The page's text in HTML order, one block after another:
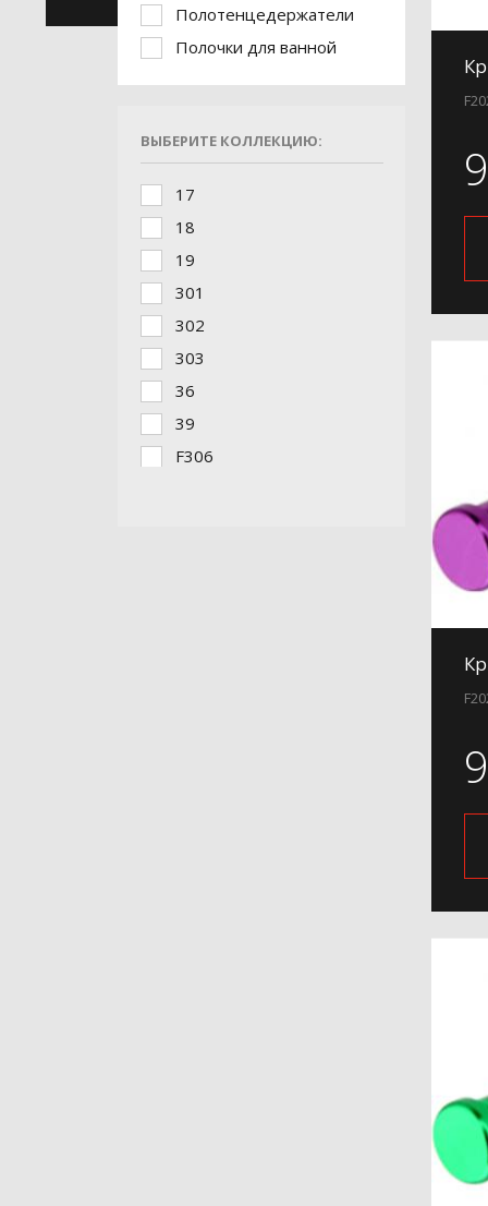
Полотенцедержатели
Полочки для ванной
ВЫБЕРИТЕ КОЛЛЕКЦИЮ:
17
18
19
301
302
303
36
39
F306